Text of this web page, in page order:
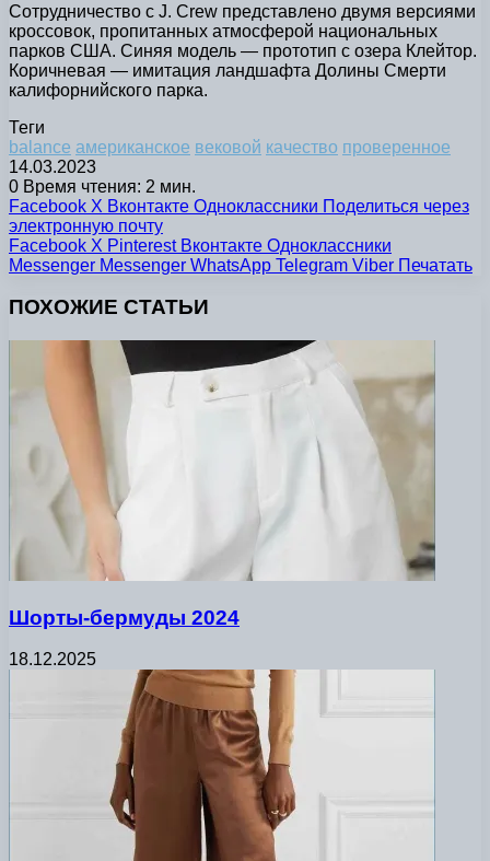
Сотрудничество с J. Crew представлено двумя версиями
кроссовок, пропитанных атмосферой национальных
парков США. Синяя модель — прототип с озера Клейтор.
Коричневая — имитация ландшафта Долины Смерти
калифорнийского парка.
Теги
balance американское вековой качество проверенное
14.03.2023
0 Время чтения: 2 мин.
Facebook X Вконтакте Одноклассники Поделиться через
электронную почту
Facebook X Pinterest Вконтакте Одноклассники
Messenger Messenger WhatsApp Telegram Viber Печатать
ПОХОЖИЕ СТАТЬИ
Шорты-бермуды 2024
18.12.2025